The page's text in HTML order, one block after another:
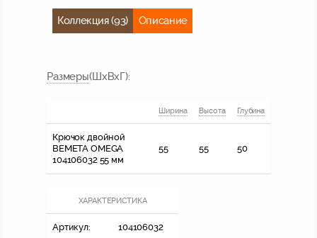
Коллекция (93) Описание
Размеры(ШхВхГ):
Ширина Высота Глубина
Крючок двойной
BEMETA OMEGA
104106032 55 мм
55 55 50
ХАРАКТЕРИСТИКА
Артикул: 104106032